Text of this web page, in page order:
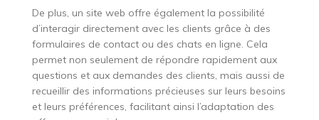
De plus, un site web offre également la possibilité
d’interagir directement avec les clients grâce à des
formulaires de contact ou des chats en ligne. Cela
permet non seulement de répondre rapidement aux
questions et aux demandes des clients, mais aussi de
recueillir des informations précieuses sur leurs besoins
et leurs préférences, facilitant ainsi l’adaptation des